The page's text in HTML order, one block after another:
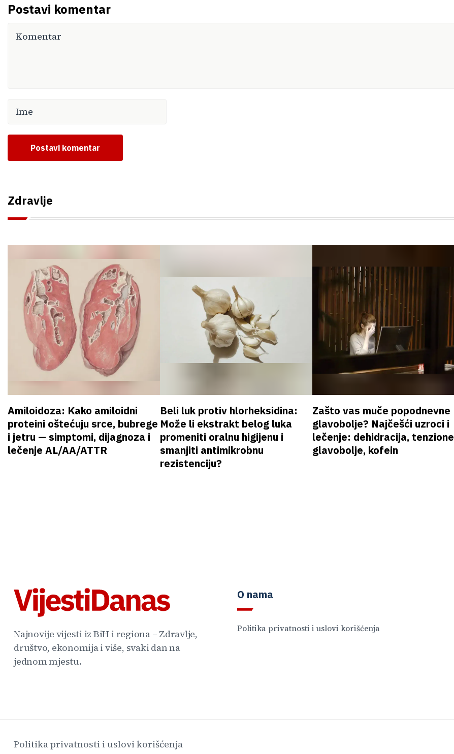
Postavi komentar
Postavi komentar
Zdravlje
Amiloidoza: Kako amiloidni
proteini oštećuju srce, bubrege
i jetru — simptomi, dijagnoza i
lečenje AL/AA/ATTR
Beli luk protiv hlorheksidina:
Može li ekstrakt belog luka
promeniti oralnu higijenu i
smanjiti antimikrobnu
rezistenciju?
Zašto vas muče popodnevne
glavobolje? Najčešći uzroci i
lečenje: dehidracija, tenzione
glavobolje, kofein
Najnovije vijesti iz BiH i regiona – Zdravlje,
društvo, ekonomija i više, svaki dan na
jednom mjestu.
O nama
Politika privatnosti i uslovi korišćenja
Politika privatnosti i uslovi korišćenja